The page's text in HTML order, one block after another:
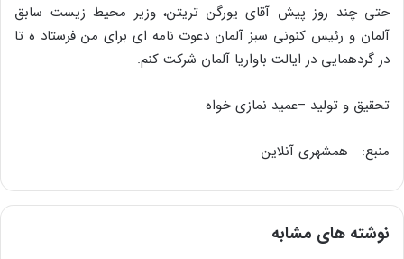
حتی چند روز پیش آقای یورگن تریتن، وزیر محیط زیست سابق
آلمان و رئیس کنونی سبز آلمان دعوت نامه ای برای من فرستاد ه تا
در گردهمایی در ایالت باواریا آلمان شرکت کنم.
تحقیق و تولید –عمید نمازی خواه
منبع: همشهری آنلاین
نوشته های مشابه